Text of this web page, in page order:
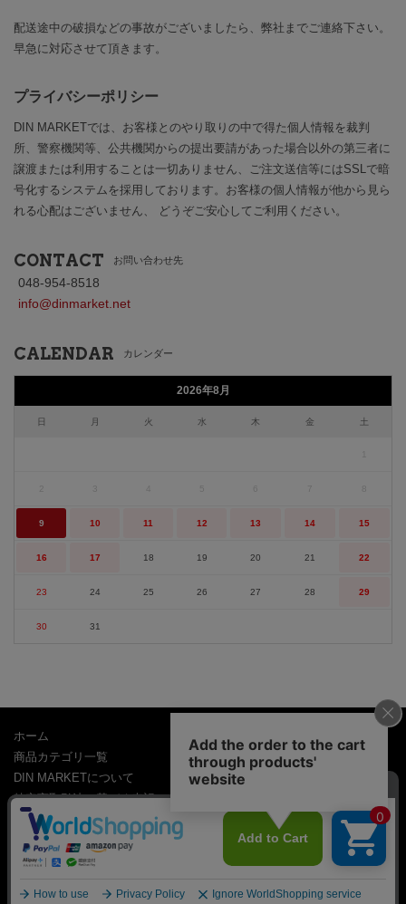
配送途中の破損などの事故がございましたら、弊社までご連絡下さい。
早急に対応させて頂きます。
プライバシーポリシー
DIN MARKETでは、お客様とのやり取りの中で得た個人情報を裁判
所、警察機関等、公共機関からの提出要請があった場合以外の第三者に
譲渡または利用することは一切ありません、ご注文送信等にはSSLで暗
号化するシステムを採用しております。お客様の個人情報が他から見ら
れる心配はございません、 どうぞご安心してご利用ください。
CONTACT お問い合わせ先
048-954-8518
info@dinmarket.net
CALENDAR カレンダー
2026年8月
日 月 火 水 木 金 土
7
9 10 11 12 13 14 15
16 17 18 19 20 21 22
23 24 25 26 27 28 29
30 31
ホーム
商品カテゴリ一覧
DIN MARKETについて
特定商取引法に基づく表記
個人情報の取り扱い
ショッピングガイド
お問い合わせ
COPYRIGHTS DIN MARKET ALL RIGHTS RESERVED.